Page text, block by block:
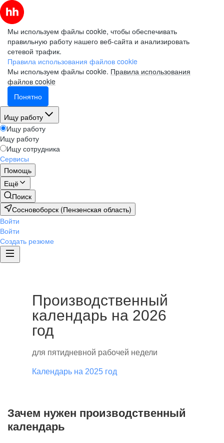
Мы используем файлы cookie, чтобы обеспечивать
правильную работу нашего веб-сайта и анализировать
сетевой трафик.
Правила использования файлов cookie
Мы используем файлы cookie. Правила использования
файлов cookie
Понятно
Ищу работу
Ищу работу
Ищу работу
Ищу сотрудника
Сервисы
Помощь
Ещё
Поиск
Сосновоборск (Пензенская область)
Войти
Войти
Создать резюме
Производственный
календарь на 2026
год
для пятидневной рабочей недели
Календарь на 2025 год
Зачем нужен производственный
календарь